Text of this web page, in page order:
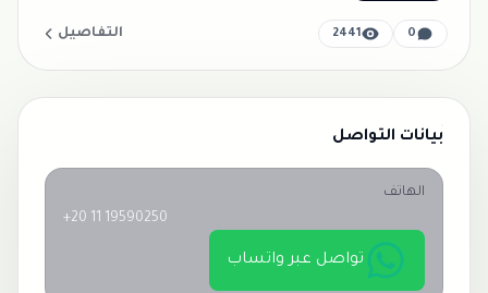
0
2441 التفاصيل
بيانات التواصل
الهاتف
+20 11 19590250
تواصل عبر واتساب